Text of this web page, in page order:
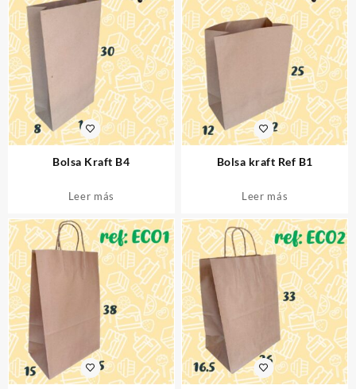
Bolsa Kraft B4
Leer más
Bolsa kraft Ref B1
Leer más